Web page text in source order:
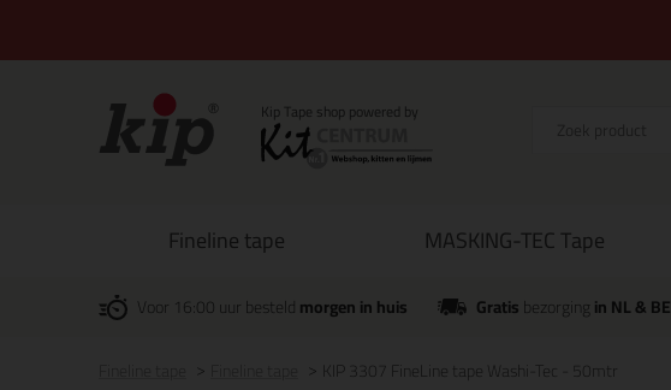
Fineline tape MASKING-TEC Tape
Voor 16:00 uur besteldmorgen in huis Gratisbezorgingin NL & BE
KIP 3307 FineLine tape Washi-Tec - 50mtr